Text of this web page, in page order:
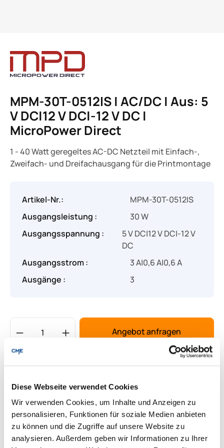
Diese Webseite verwendet Cookies
Wir verwenden Cookies, um Inhalte und Anzeigen zu
personalisieren, Funktionen für soziale Medien anbieten
zu können und die Zugriffe auf unsere Website zu
analysieren. Außerdem geben wir Informationen zu Ihrer
MPM-30T-0512IS | AC/DC | Aus: 5
V DC|12 V DC|-12 V DC |
MicroPower Direct
1 - 40 Watt geregeltes AC-DC Netzteil mit Einfach-,
Zweifach- und Dreifachausgang für die Printmontage
Lieferung & Rücksendungen
Artikel-Nr.:
MPM-30T-0512IS
Ausgangsleistung :
30 W
Ausgangsspannung :
5 V DC|12 V DC|-12 V
DC
Ausgangsstrom :
3 A|0,6 A|0,6 A
Ausgänge :
3
Produkt Anzahl: Gib den gewünschten
Angebot anfragen
Downloads zum Produkt